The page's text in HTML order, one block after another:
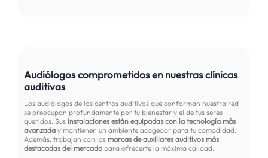
Audiólogos comprometidos en nuestras clínicas
auditivas
Los audiólogos de los centros auditivos que conforman nuestra red
se preocupan profundamente por tu bienestar y el de tus seres
queridos. Sus instalaciones están equipadas con la tecnología más
avanzada y mantienen un ambiente acogedor para tu comodidad.
Además, trabajan con las marcas de auxiliares auditivos más
destacadas del mercado para ofrecerte la máxima calidad.